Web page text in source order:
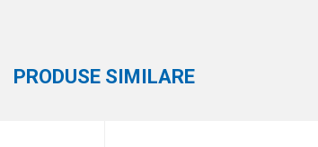
PRODUSE SIMILARE